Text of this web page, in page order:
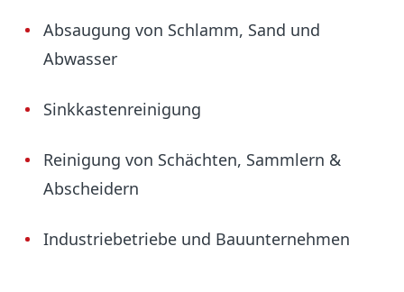
Absaugung von Schlamm, Sand und
Abwasser
Sinkkastenreinigung
Reinigung von Schächten, Sammlern &
Abscheidern
Industriebetriebe und Bauunternehmen